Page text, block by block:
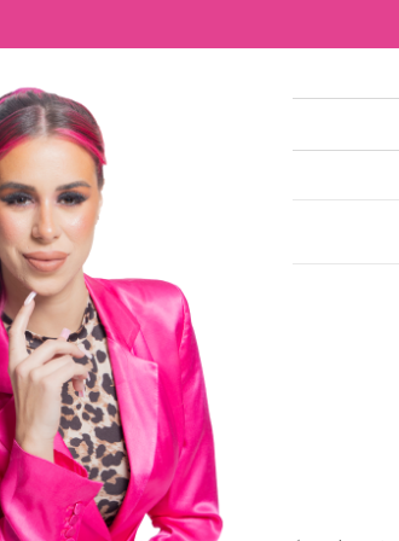
– Mulan